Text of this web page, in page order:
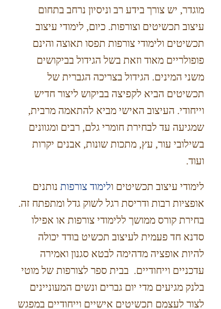
מוגדר, יש צורך בידע רב וניסיון נרחב בתחום
עיצוב תכשיטים וצורפות. כיום, לימודי עיצוב
תכשיטים ולימודי צורפות תפסו תאוצה והינם
פופולריים מאוד וזאת בשל הגידול בביקושים
משני המינים. הגידול בצריכה הגברית של
תכשיטים הביא לקפיצה בביקוש ליצור חדיש
וייחודי. העיצוב האישי מביא להתאמה מרבית,
שמגיעה עד לבחירת חומרי גלם, רבים ומגוונים
בשילובי עור, עץ, מתכות שונות, אבנים יקרות
ועוד.
לימודי עיצוב תכשיטים ולימוד צורפותנותנים
אופציות רבות ודריסת רגל לשוק גדל ומתפתח זה.
בחירת קורס ממושך ללימודי צורפות או אפילו
סדנא חד פעמית לעיצוב תכשיט בודד יכולה
להיות אופציה מדהימה לבטא סגנון ואמירה
עדכניים וייחודיים. בבית ספר לצורפות של מוטי
בלנק מגיעים מדי יום גברים ונשים המעוניינים
לצור לעצמם תכשיטים אישיים וייחודיים במפגש